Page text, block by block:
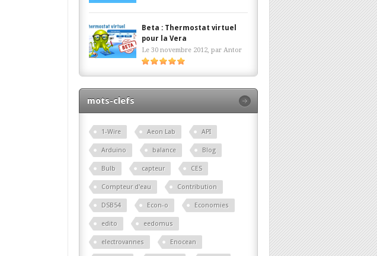
Beta : Thermostat virtuel
pour la Vera
Le 30 novembre 2012, par Antor
mots-clefs
1-Wire Aeon Lab API
Arduino balance Blog
Bulb capteur CES
Compteur d'eau Contribution
DSB54 Econ-o Economies
edito eedomus
electrovannes Enocean